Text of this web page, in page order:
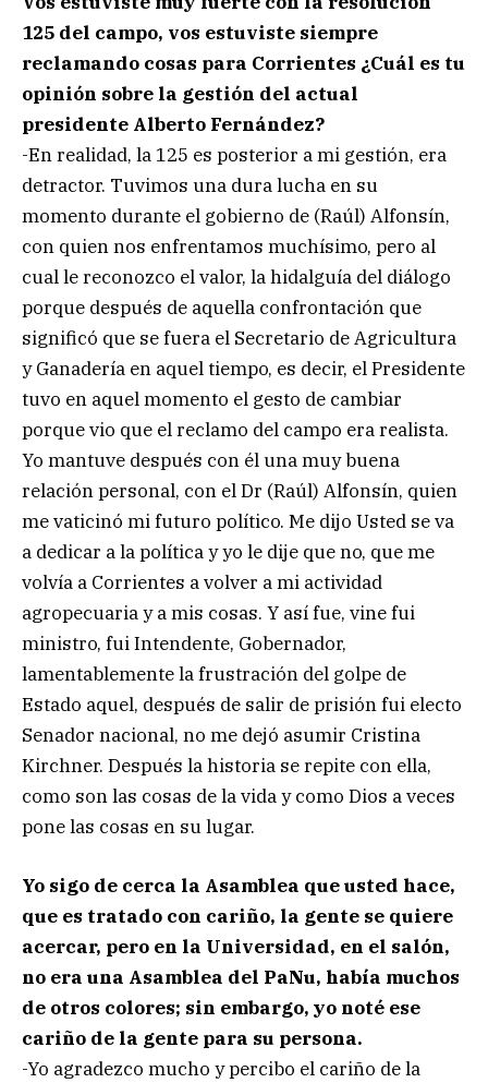
125 del campo, vos estuviste siempre
reclamando cosas para Corrientes ¿Cuál es tu
opinión sobre la gestión del actual
presidente Alberto Fernández?
-En realidad, la 125 es posterior a mi gestión, era
detractor. Tuvimos una dura lucha en su
momento durante el gobierno de (Raúl) Alfonsín,
con quien nos enfrentamos muchísimo, pero al
cual le reconozco el valor, la hidalguía del diálogo
porque después de aquella confrontación que
significó que se fuera el Secretario de Agricultura
y Ganadería en aquel tiempo, es decir, el Presidente
tuvo en aquel momento el gesto de cambiar
porque vio que el reclamo del campo era realista.
Yo mantuve después con él una muy buena
relación personal, con el Dr (Raúl) Alfonsín, quien
me vaticinó mi futuro político. Me dijo Usted se va
a dedicar a la política y yo le dije que no, que me
volvía a Corrientes a volver a mi actividad
agropecuaria y a mis cosas. Y así fue, vine fui
ministro, fui Intendente, Gobernador,
lamentablemente la frustración del golpe de
Estado aquel, después de salir de prisión fui electo
Senador nacional, no me dejó asumir Cristina
Kirchner. Después la historia se repite con ella,
como son las cosas de la vida y como Dios a veces
pone las cosas en su lugar.
Yo sigo de cerca la Asamblea que usted hace,
que es tratado con cariño, la gente se quiere
acercar, pero en la Universidad, en el salón,
no era una Asamblea del PaNu, había muchos
de otros colores; sin embargo, yo noté ese
cariño de la gente para su persona.
-Yo agradezco mucho y percibo el cariño de la